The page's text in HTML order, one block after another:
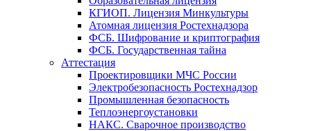
КГИОП. Лицензия Минкультуры
Атомная лицензия Ростехнадзора
ФСБ. Шифрование и криптография
ФСБ. Государственная тайна
Аттестация
Проектировщики МЧС России
Электробезопасность Ростехнадзор
Промышленная безопасность
Теплоэнергоустановки
НАКС. Сварочное производство